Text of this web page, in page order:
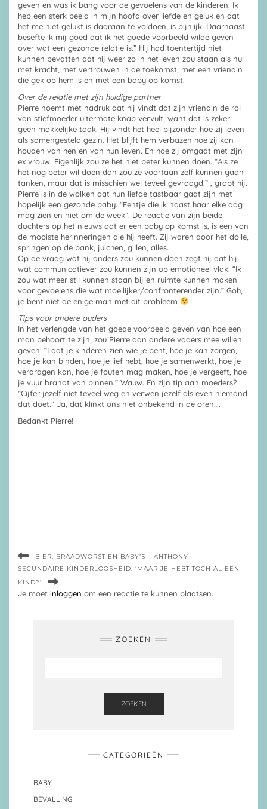
geven en was ik bang voor de gevoelens van de kinderen. Ik
heb een sterk beeld in mijn hoofd over liefde en geluk en dat
het me niet gelukt is daaraan te voldoen, is pijnlijk. Daarnaast
besefte ik mij goed dat ik het goede voorbeeld wilde geven
over wat een gezonde relatie is.” Hij had toentertijd niet
kunnen bevatten dat hij weer zo in het leven zou staan als nu:
met kracht, met vertrouwen in de toekomst, met een vriendin
die gek op hem is en met een baby op komst.
Over de relatie met zijn huidige partner
Pierre noemt met nadruk dat hij vindt dat zijn vriendin de rol
van stiefmoeder uitermate knap vervult, want dat is zeker
geen makkelijke taak. Hij vindt het heel bijzonder hoe zij leven
als samengesteld gezin. Het blijft hem verbazen hoe zij kan
houden van hen en van hun leven. En hoe zij omgaat met zijn
ex vrouw. Eigenlijk zou ze het niet beter kunnen doen. “Als ze
het nog beter wil doen dan zou ze voortaan zelf kunnen gaan
tanken, maar dat is misschien wel teveel gevraagd.” , grapt hij.
Pierre is in de wolken dat hun liefde tastbaar gaat zijn met
hopelijk een gezonde baby. “Eentje die ik naast haar elke dag
mag zien en niet om de week”. De reactie van zijn beide
dochters op het nieuws dat er een baby op komst is, is een van
de mooiste herinneringen die hij heeft. Zij waren door het dolle,
springen op de bank, juichen, gillen, alles.
Op de vraag wat hij anders zou kunnen doen zegt hij dat hij
wat communicatiever zou kunnen zijn op emotioneel vlak. “Ik
zou wat meer stil kunnen staan bij en ruimte kunnen maken
voor gevoelens die wat moeilijker/confronterender zijn.” Goh,
je bent niet de enige man met dit probleem
Tips voor andere ouders
In het verlengde van het goede voorbeeld geven van hoe een
man behoort te zijn, zou Pierre aan andere vaders mee willen
geven: “Laat je kinderen zien wie je bent, hoe je kan zorgen,
hoe je kan binden, hoe je lief hebt, hoe je samenwerkt, hoe je
verdragen kan, hoe je fouten mag maken, hoe je vergeeft, hoe
je vuur brandt van binnen.” Wauw. En zijn tip aan moeders?
“Cijfer jezelf niet teveel weg en verwen jezelf als even niemand
dat doet.” Ja, dat klinkt ons niet onbekend in de oren….
Bedankt Pierre!
BIER, BRAADWORST EN BABY’S – ANTHONY
SECUNDAIRE KINDERLOOSHEID: ‘MAAR JE HEBT TOCH AL EEN
KIND?’
Je moet inloggen om een reactie te kunnen plaatsen.
ZOEKEN
ZOEKEN
CATEGORIEËN
BABY
BEVALLING